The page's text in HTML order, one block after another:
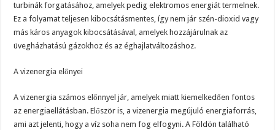
turbinák forgatásához, amelyek pedig elektromos energiát termelnek.
Ez a folyamat teljesen kibocsátásmentes, így nem jár szén-dioxid vagy
más káros anyagok kibocsátásával, amelyek hozzájárulnak az
üvegházhatású gázokhoz és az éghajlatváltozáshoz.
A vizenergia előnyei
A vizenergia számos előnnyel jár, amelyek miatt kiemelkedően fontos
az energiaellátásban. Először is, a vizenergia megújuló energiaforrás,
ami azt jelenti, hogy a víz soha nem fog elfogyni. A Földön található